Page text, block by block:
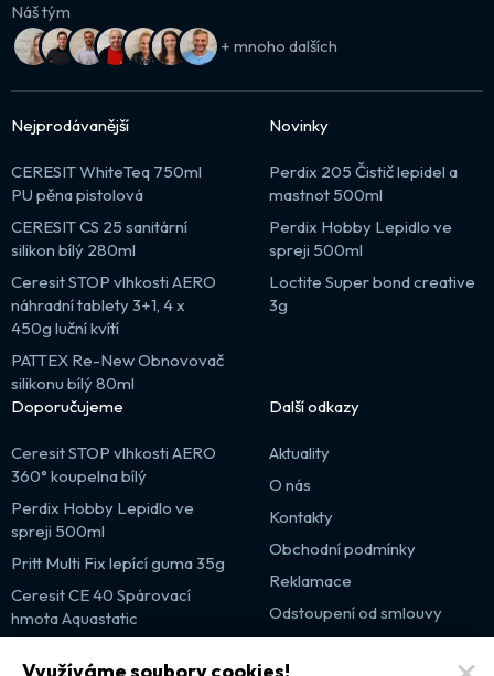
Náš tým
+ mnoho dalších
Nejprodávanější
CERESIT WhiteTeq 750ml
PU pěna pistolová
CERESIT CS 25 sanitární
silikon bílý 280ml
Ceresit STOP vlhkosti AERO
náhradní tablety 3+1, 4 x
450g luční kvítí
PATTEX Re-New Obnovovač
silikonu bílý 80ml
Novinky
Perdix 205 Čistič lepidel a
mastnot 500ml
Perdix Hobby Lepidlo ve
spreji 500ml
Loctite Super bond creative
3g
Doporučujeme
Ceresit STOP vlhkosti AERO
360° koupelna bílý
Perdix Hobby Lepidlo ve
spreji 500ml
Pritt Multi Fix lepící guma 35g
Ceresit CE 40 Spárovací
hmota Aquastatic
Další odkazy
Aktuality
O nás
Kontakty
Obchodní podmínky
Reklamace
Odstoupení od smlouvy